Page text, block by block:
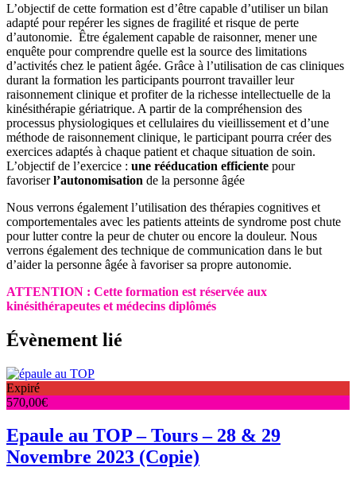
L’objectif de cette formation est d’être capable d’utiliser un bilan
adapté pour repérer les signes de fragilité et risque de perte
d’autonomie. Être également capable de raisonner, mener une
enquête pour comprendre quelle est la source des limitations
d’activités chez le patient âgée. Grâce à l’utilisation de cas cliniques
durant la formation les participants pourront travailler leur
raisonnement clinique et profiter de la richesse intellectuelle de la
kinésithérapie gériatrique. A partir de la compréhension des
processus physiologiques et cellulaires du vieillissement et d’une
méthode de raisonnement clinique, le participant pourra créer des
exercices adaptés à chaque patient et chaque situation de soin.
L’objectif de l’exercice : une rééducation efficiente pour
favoriserl’autonomisation de la personne âgée
Nous verrons également l’utilisation des thérapies cognitives et
comportementales avec les patients atteints de syndrome post chute
pour lutter contre la peur de chuter ou encore la douleur. Nous
verrons également des technique de communication dans le but
d’aider la personne âgée à favoriser sa propre autonomie.
ATTENTION : Cette formation est réservée aux
kinésithérapeutes et médecins diplômés
Évènement lié
Expiré
570,00€
Epaule au TOP – Tours – 28 & 29
Novembre 2023 (Copie)